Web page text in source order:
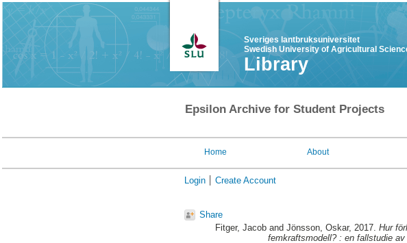
Sveriges lantbruksuniversitet
Swedish University of Agricultural
Library
Epsilon Archive for Student Projects
Home About
Login Create Account
Share
Fitger, Jacob and Jönsson, Oskar, 2017. Hur
femkraftsmodell? : en fallstudie av